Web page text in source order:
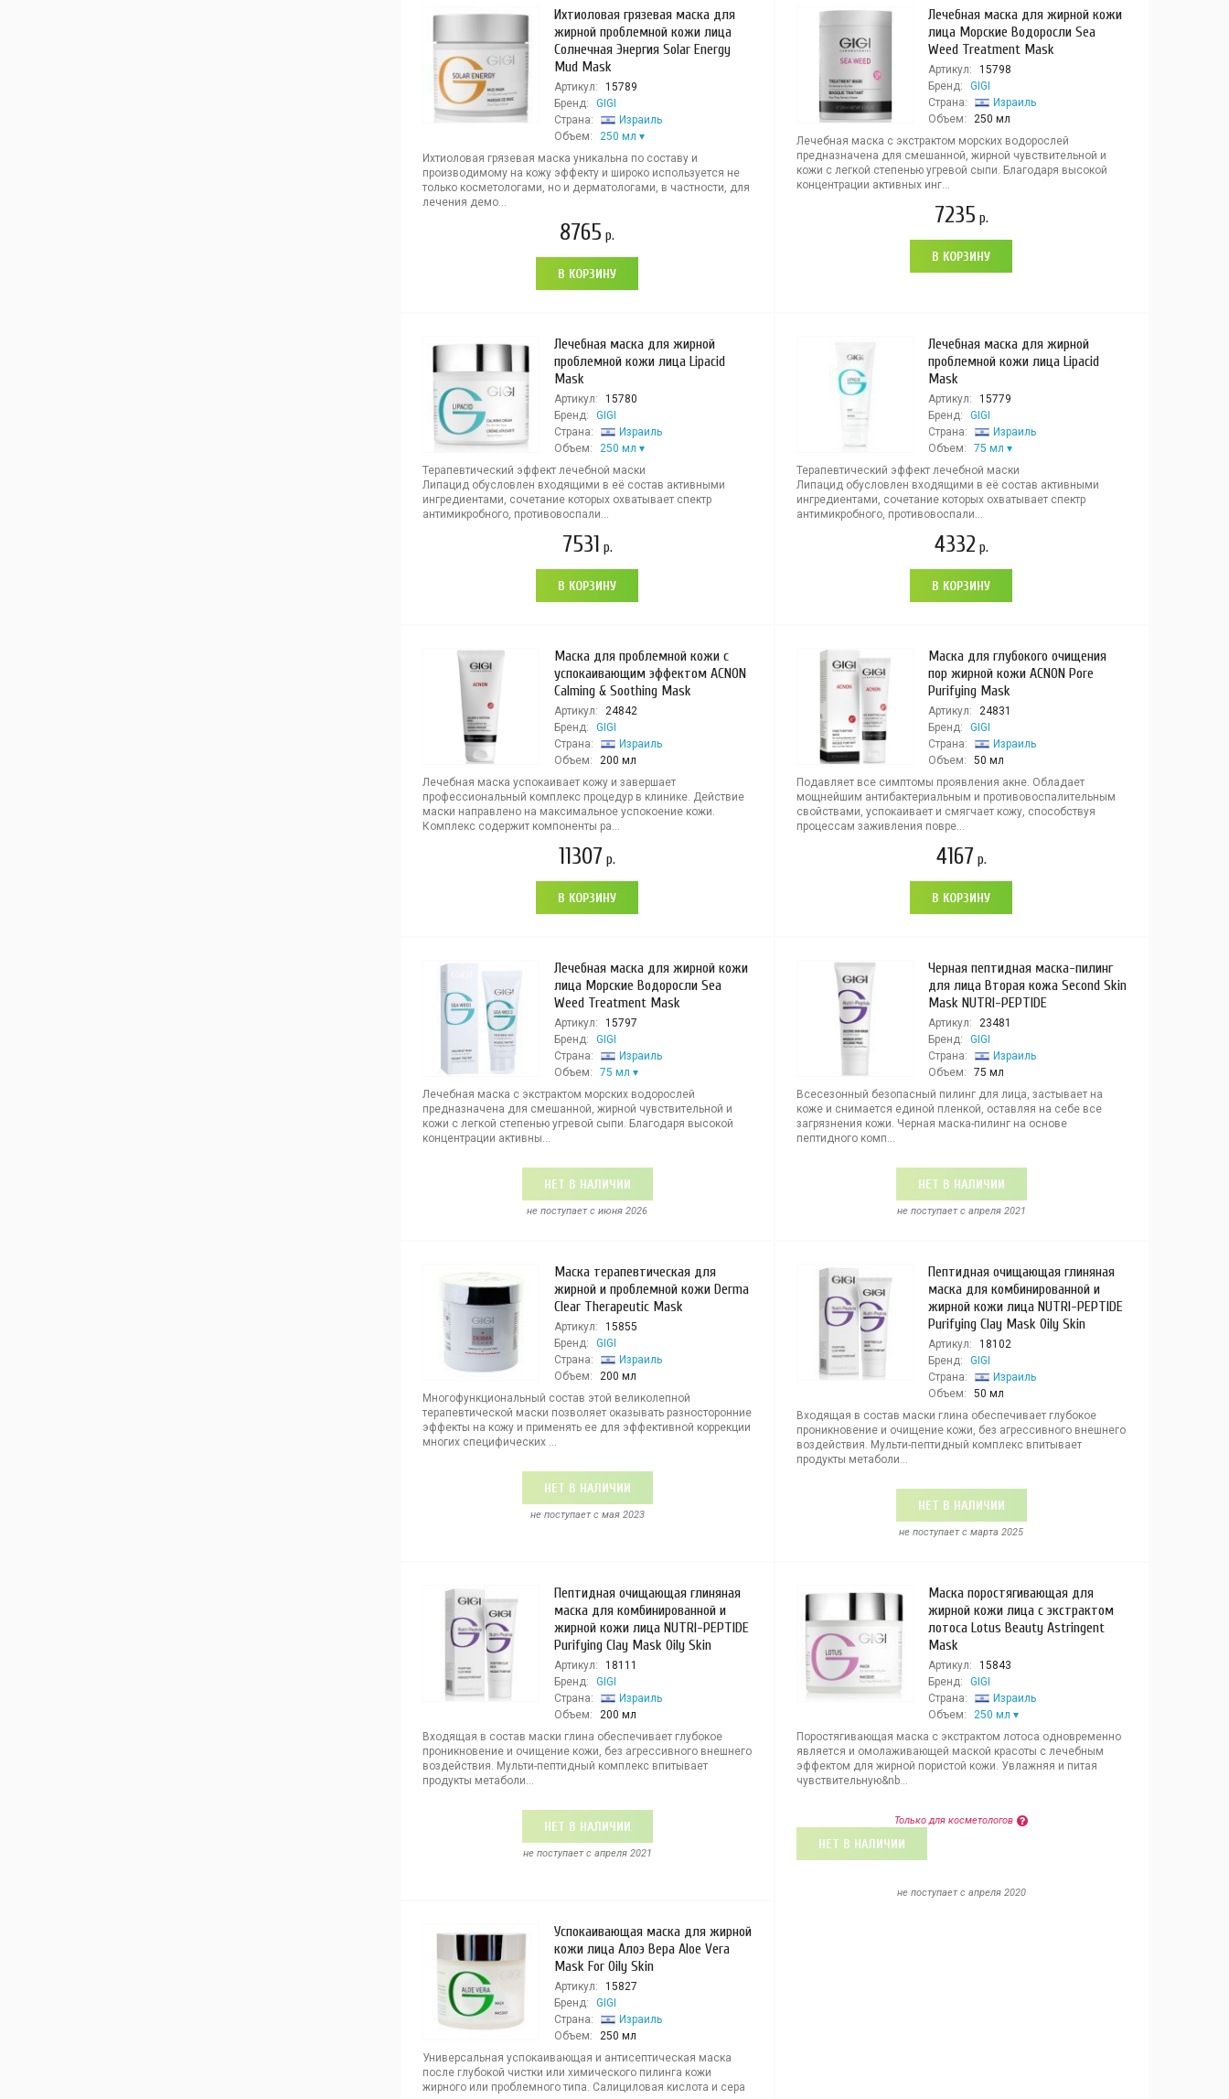
Ихтиоловая грязевая маска для
жирной проблемной кожи лица
Солнечная Энергия Solar Energy
Mud Mask
Артикул:
15789
Бренд:
GIGI
Страна:
Израиль
Объем:
250 мл
Ихтиоловая грязевая маска уникальна по составу и
производимому на кожу эффекту и широко используется не
только косметологами, но и дерматологами, в частности, для
лечения демо...
8765 р.
В КОРЗИНУ
Лечебная маска для жирной кожи
лица Морские Водоросли Sea
Weed Treatment Mask
Артикул:
15798
Бренд:
GIGI
Страна:
Израиль
Объем:
250 мл
Лечебная маска с экстрактом морских водорослей
предназначена для смешанной, жирной чувствительной и
кожи с легкой степенью угревой сыпи. Благодаря высокой
концентрации активных инг...
7235 р.
В КОРЗИНУ
Лечебная маска для жирной
проблемной кожи лица Lipacid
Mask
Артикул:
15780
Бренд:
GIGI
Страна:
Израиль
Объем:
250 мл
Терапевтический эффект лечебной маски
Липацид обусловлен входящими в её состав активными
ингредиентами, сочетание которых охватывает спектр
антимикробного, противовоспали...
7531 р.
В КОРЗИНУ
Лечебная маска для жирной
проблемной кожи лица Lipacid
Mask
Артикул:
15779
Бренд:
GIGI
Страна:
Израиль
Объем:
75 мл
Терапевтический эффект лечебной маски
Липацид обусловлен входящими в её состав активными
ингредиентами, сочетание которых охватывает спектр
антимикробного, противовоспали...
4332 р.
В КОРЗИНУ
Маска для проблемной кожи с
успокаивающим эффектом ACNON
Calming & Soothing Mask
Артикул:
24842
Бренд:
GIGI
Страна:
Израиль
Объем:
200 мл
Лечебная маска успокаивает кожу и завершает
профессиональный комплекс процедур в клинике. Действие
маски направлено на максимальное успокоение кожи.
Комплекс содержит компоненты ра...
11307 р.
В КОРЗИНУ
Маска для глубокого очищения
пор жирной кожи ACNON Pore
Purifying Mask
Артикул:
24831
Бренд:
GIGI
Страна:
Израиль
Объем:
50 мл
Подавляет все симптомы проявления акне. Обладает
мощнейшим антибактериальным и противовоспалительным
свойствами, успокаивает и смягчает кожу, способствуя
процессам заживления повре...
4167 р.
В КОРЗИНУ
Лечебная маска для жирной кожи
лица Морские Водоросли Sea
Weed Treatment Mask
Артикул:
15797
Бренд:
GIGI
Страна:
Израиль
Объем:
75 мл
Лечебная маска с экстрактом морских водорослей
предназначена для смешанной, жирной чувствительной и
кожи с легкой степенью угревой сыпи. Благодаря высокой
концентрации активны...
НЕТ В НАЛИЧИИ
не поступает c июня 2026
Черная пептидная маска-пилинг
для лица Вторая кожа Second Skin
Mask NUTRI-PEPTIDE
Артикул:
23481
Бренд:
GIGI
Страна:
Израиль
Объем:
75 мл
Всесезонный безопасный пилинг для лица, застывает на
коже и снимается единой пленкой, оставляя на себе все
загрязнения кожи. Черная маска-пилинг на основе
пептидного комп...
НЕТ В НАЛИЧИИ
не поступает c апреля 2021
Маска терапевтическая для
жирной и проблемной кожи Derma
Clear Therapeutic Mask
Артикул:
15855
Бренд:
GIGI
Страна:
Израиль
Объем:
200 мл
Многофункциональный состав этой великолепной
терапевтической маски позволяет оказывать разносторонние
эффекты на кожу и применять ее для эффективной коррекции
многих специфических ...
НЕТ В НАЛИЧИИ
не поступает c мая 2023
Пептидная очищающая глиняная
маска для комбинированной и
жирной кожи лица NUTRI-PEPTIDE
Purifying Clay Mask Oily Skin
Артикул:
18102
Бренд:
GIGI
Страна:
Израиль
Объем:
50 мл
Входящая в состав маски глина обеспечивает глубокое
проникновение и очищение кожи, без агрессивного внешнего
воздействия. Мульти-пептидный комплекс впитывает
продукты метаболи...
НЕТ В НАЛИЧИИ
не поступает c марта 2025
Пептидная очищающая глиняная
маска для комбинированной и
жирной кожи лица NUTRI-PEPTIDE
Purifying Clay Mask Oily Skin
Артикул:
18111
Бренд:
GIGI
Страна:
Израиль
Объем:
200 мл
Входящая в состав маски глина обеспечивает глубокое
проникновение и очищение кожи, без агрессивного внешнего
воздействия. Мульти-пептидный комплекс впитывает
продукты метаболи...
НЕТ В НАЛИЧИИ
не поступает c апреля 2021
Маска поростягивающая для
жирной кожи лица с экстрактом
лотоса Lotus Beauty Astringent
Mask
Артикул:
15843
Бренд:
GIGI
Страна:
Израиль
Объем:
250 мл
Поростягивающая маска с экстрактом лотоса одновременно
является и омолаживающей маской красоты с лечебным
эффектом для жирной пористой кожи. Увлажняя и питая
чувствительную&nb...
Только для косметологов
НЕТ В НАЛИЧИИ
не поступает c апреля 2020
Успокаивающая маска для жирной
кожи лица Алоэ Вера Aloe Vera
Mask For Oily Skin
Артикул:
15827
Бренд:
GIGI
Страна:
Израиль
Объем:
250 мл
Универсальная успокаивающая и антисептическая маска
после глубокой чистки или химического пилинга кожи
жирного или проблемного типа. Салициловая кислота и сера